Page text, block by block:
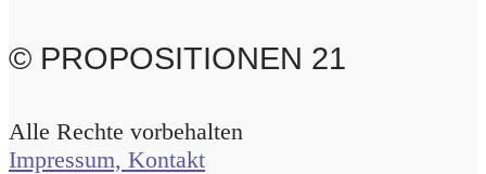
© PROPOSITIONEN 21
Alle Rechte vorbehalten
Impressum, Kontakt